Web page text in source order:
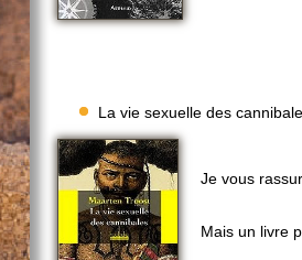
La vie sexuelle des
Je vous
Mais un livre